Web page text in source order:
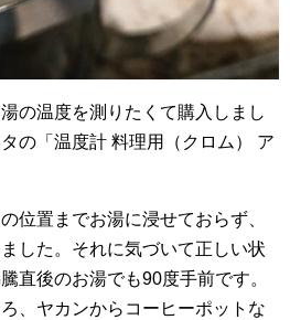
の温度を測りたくて購入しまし
の「温度計 料理用（クロム） ア
位置までお湯に浸せておらず、
した。それに気づいて正しい状
直後のお湯でも90度手前です。
、ヤカンからコーヒーポットな